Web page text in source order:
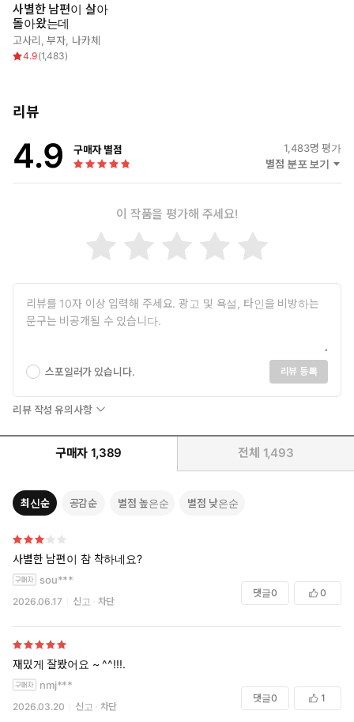
사별한 남편이 살아
돌아왔는데
고사리 ,부자 나카체
4.9(1,483)
리뷰
4.9 구매자 별점 1,483명 평가
별점 분포 보기
이 작품을 평가해 주세요!
스포일러가 있습니다. 리뷰 등록
리뷰 작성 유의사항
구매자 1,389 전체 1,493
최신순 공감순 별점 높은순 별점 낮은순
사별한 남편이 참 착하네요?
sou***
2026.06.17 신고 차단
댓글0 0
재밌게 잘봤어요 ~ ^^!!!.
nmj***
2026.03.20 신고 차단
댓글0 1